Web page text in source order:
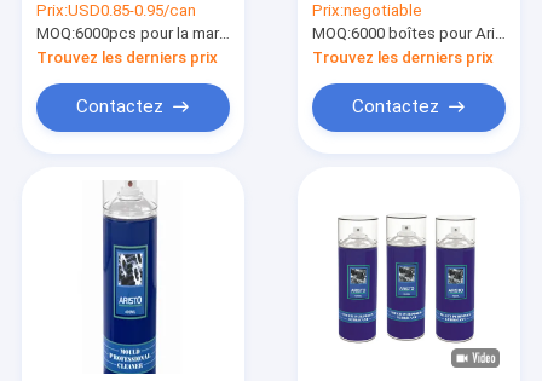
avec de la pression
et l'Usage-résistance
fortes
Prix:USD0.85-0.95/can
MOQ:6000pcs pour la marque d'Aristo, 15000pcs pour la marque de client
Trouvez les derniers prix
Contactez
industriel de
lubrifiants de chaîne
et de vitesse
Prix:negotiable
MOQ:6000 boîtes pour Aristo stigmatisent, 15000 boîtes pour la marque de client
Trouvez les derniers prix
Contactez